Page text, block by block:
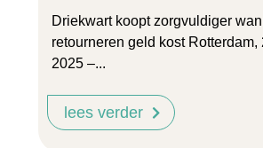
Driekwart koopt zorgvuldiger
retourneren geld kost Rotterdam,
2025 –...
lees verder